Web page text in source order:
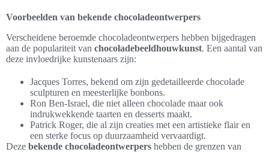
Voorbeelden van bekende chocoladeontwerpers
Verscheidene beroemde chocoladeontwerpers hebben bijgedragen
aan de populariteit van chocoladebeeldhouwkunst. Een aantal van
deze invloedrijke kunstenaars zijn:
Jacques Torres, bekend om zijn gedetailleerde chocolade
sculpturen en meesterlijke bonbons.
Ron Ben-Israel, die niet alleen chocolade maar ook
indrukwekkende taarten en desserts maakt.
Patrick Roger, die al zijn creaties met een artistieke flair en
een sterke focus op duurzaamheid vervaardigt.
Deze bekende chocoladeontwerpers hebben de grenzen van